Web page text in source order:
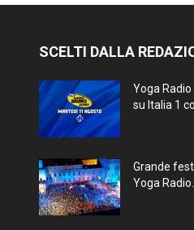
SCELTI DALLA
Yoga
su Italia 1
Grande
Yoga Radio...